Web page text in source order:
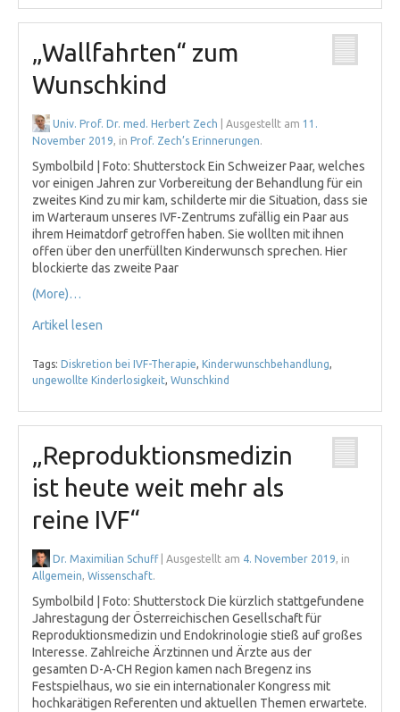
„Wallfahrten“ zum
Wunschkind
Univ. Prof. Dr. med. Herbert Zech | Ausgestellt am 11.
November 2019, in Prof. Zech’s Erinnerungen.
Symbolbild | Foto: Shutterstock Ein Schweizer Paar, welches
vor einigen Jahren zur Vorbereitung der Behandlung für ein
zweites Kind zu mir kam, schilderte mir die Situation, dass sie
im Warteraum unseres IVF-Zentrums zufällig ein Paar aus
ihrem Heimatdorf getroffen haben. Sie wollten mit ihnen
offen über den unerfüllten Kinderwunsch sprechen. Hier
blockierte das zweite Paar
(More)…
Artikel lesen
Tags: Diskretion bei IVF-Therapie, Kinderwunschbehandlung,
ungewollte Kinderlosigkeit, Wunschkind
„Reproduktionsmedizin
ist heute weit mehr als
reine IVF“
Dr. Maximilian Schuff| Ausgestellt am 4. November 2019, in
Allgemein, Wissenschaft.
Symbolbild | Foto: Shutterstock Die kürzlich stattgefundene
Jahrestagung der Österreichischen Gesellschaft für
Reproduktionsmedizin und Endokrinologie stieß auf großes
Interesse. Zahlreiche Ärztinnen und Ärzte aus der
gesamten D-A-CH Region kamen nach Bregenz ins
Festspielhaus, wo sie ein internationaler Kongress mit
hochkarätigen Referenten und aktuellen Themen erwartete.